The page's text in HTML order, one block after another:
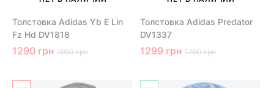
Толстовка Adidas Yb E Lin
Fz Hd DV1818
1290 грн 1990 грн
Толстовка Adidas Predator
DV1337
1299 грн 1790 грн